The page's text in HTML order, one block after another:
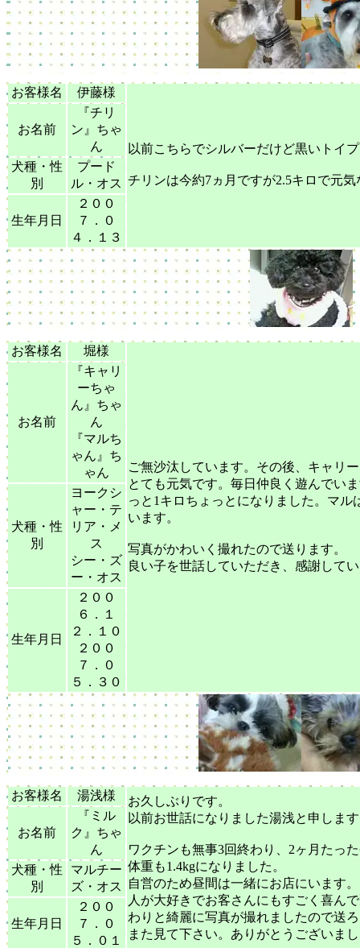
お客様名 伊藤様
以前こちらでシルバーだけど黒いトイ
チリンは今約7ヵ月ですが2.5キロで元
お名前
『チリ
ン』ちゃ
ん
犬種・性
別
プード
ル・オス
生年月日
２００
７．０
４．１３
お客様名 堀様
ご無沙汰しています。その後、キャリ
とても元気です。毎日仲良く遊んでい
っと1キロちょっとになりました。マル
います。
写真がかわいく撮れたので送ります。
良い子を世話していただき、感謝して
お名前
『キャリ
ーちゃ
ん』ちゃ
ん
『マルち
ゃん』ち
ゃん
犬種・性
別
ヨークシ
ャー・テ
リア・メ
ス
シー・ズ
ー・オス
生年月日
２００
６．１
２．１０
２００
７．０
５．３０
お客様名 湯浅様
お久しぶりです。
以前お世話になりました湯浅と申しま
ワクチンも無事3回終わり、2ヶ月たっ
体重も1.4kgになりました。
自営のため昼間は一緒にお店にいます。
人が大好きでお客さんにもすごく喜ん
わりと綺麗に写真が撮れましたので送
また見て下さい。ありがとうございま
お名前
『ミル
ク』ちゃ
ん
犬種・性
別
マルチー
ズ・オス
生年月日
２００
７．０
５．０１